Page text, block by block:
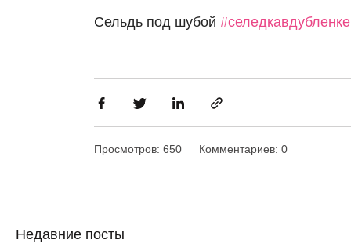
Сельдь под шубой #селедкавдубленке
Просмотров: 650 Комментариев: 0
Недавние посты